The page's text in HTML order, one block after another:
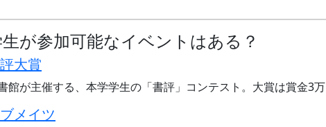
が参加可能なイベントはある？
大賞
館が主催する、本学学生の「書評」コンテスト。大賞は賞金3万
メイツ